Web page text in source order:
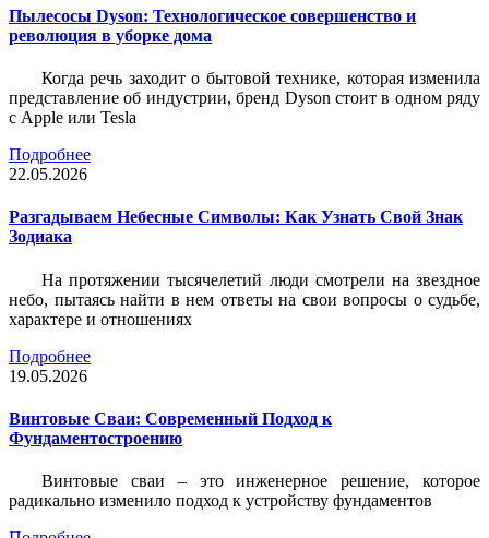
Пылесосы Dyson: Технологическое совершенство и
революция в уборке дома
Когда речь заходит о бытовой технике, которая изменила
представление об индустрии, бренд Dyson стоит в одном ряду
с Apple или Tesla
Подробнее
22.05.2026
Разгадываем Небесные Символы: Как Узнать Свой Знак
Зодиака
На протяжении тысячелетий люди смотрели на звездное
небо, пытаясь найти в нем ответы на свои вопросы о судьбе,
характере и отношениях
Подробнее
19.05.2026
Винтовые Сваи: Современный Подход к
Фундаментостроению
Винтовые сваи – это инженерное решение, которое
радикально изменило подход к устройству фундаментов